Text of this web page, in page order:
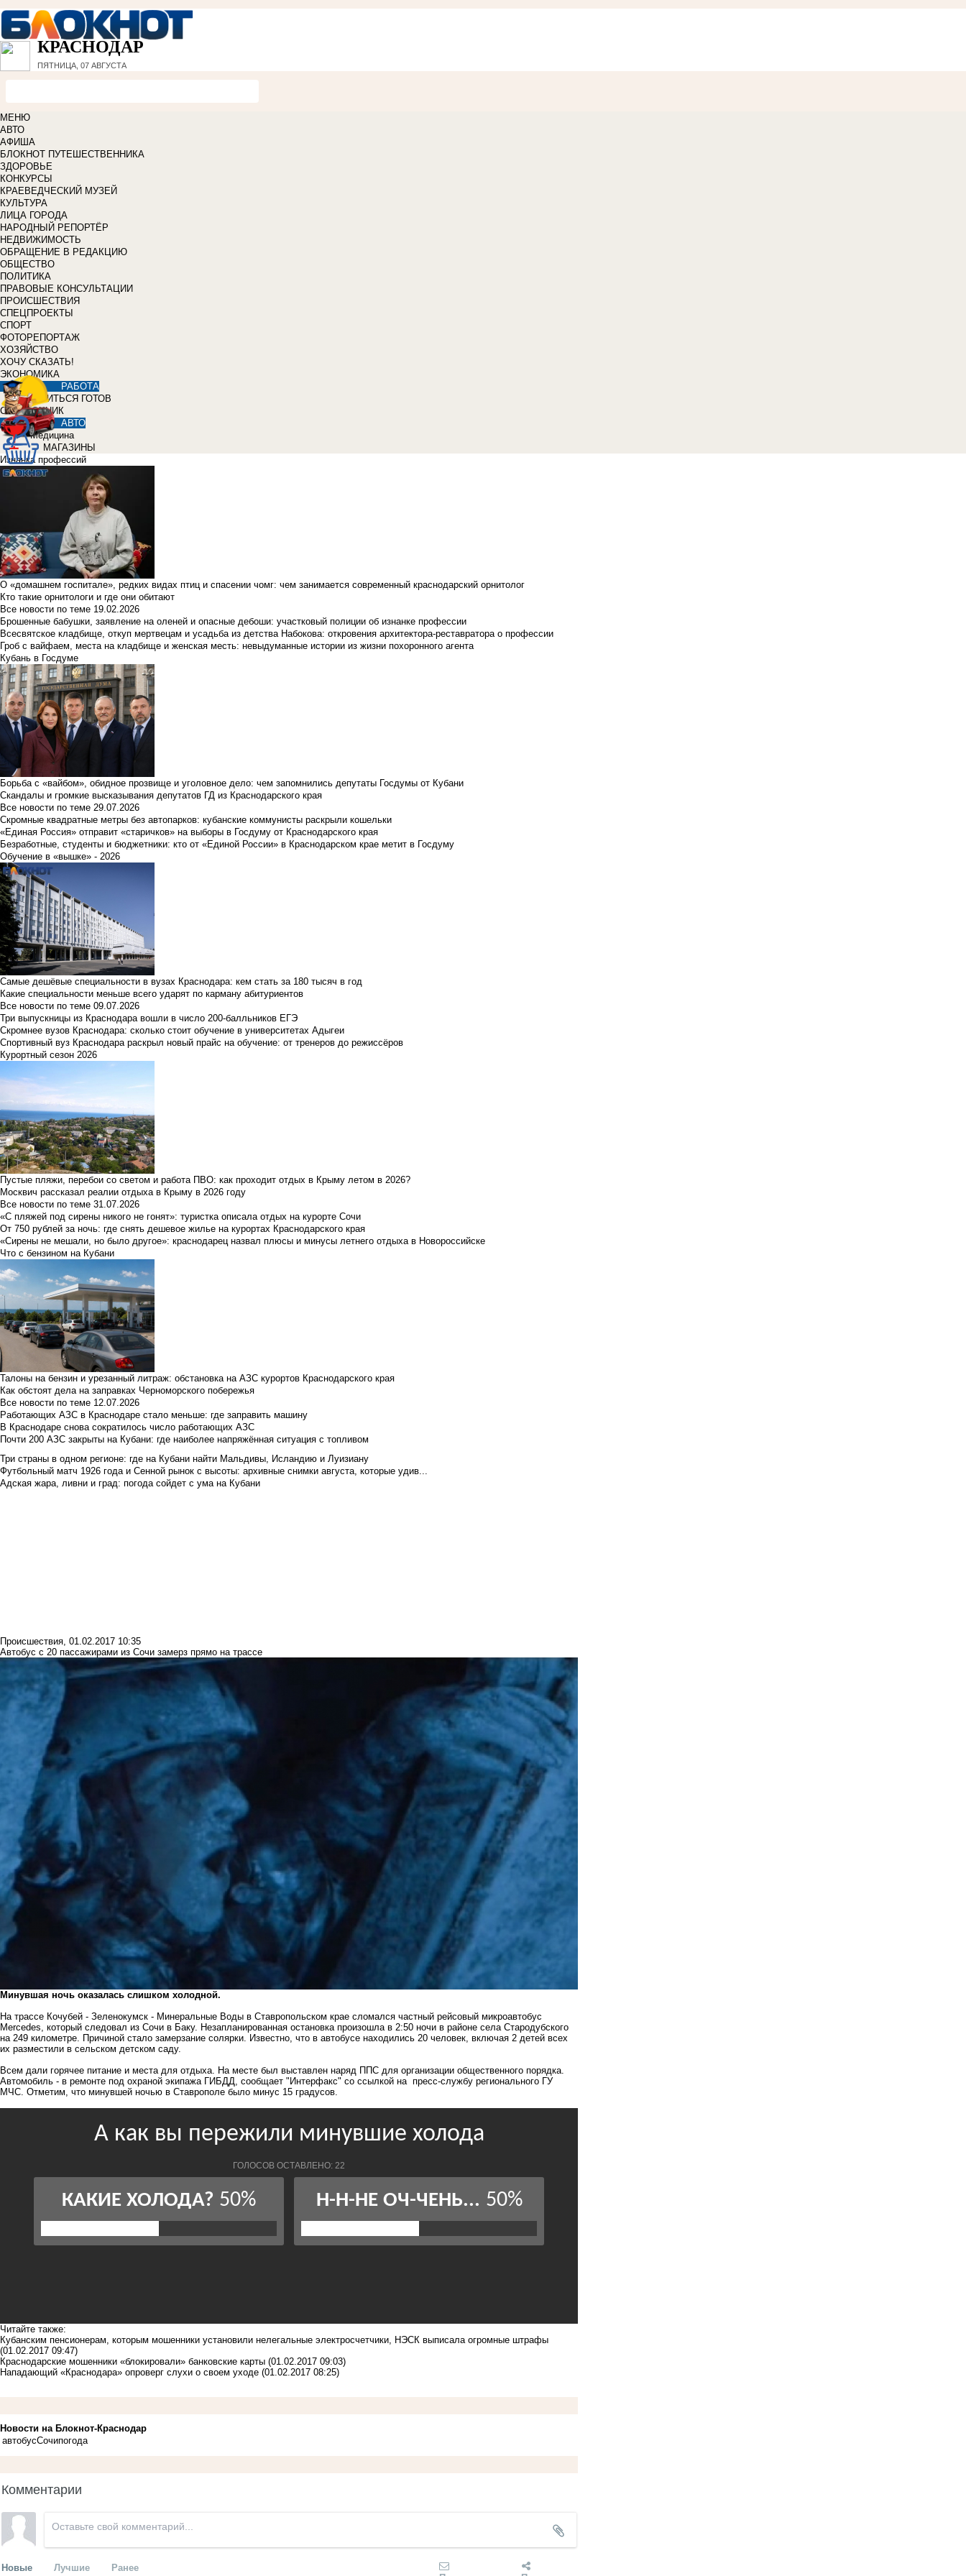
КРАСНОДАР
ПЯТНИЦА, 07 АВГУСТА
МЕНЮ
АВТО
АФИША
БЛОКНОТ ПУТЕШЕСТВЕННИКА
ЗДОРОВЬЕ
КОНКУРСЫ
КРАЕВЕДЧЕСКИЙ МУЗЕЙ
КУЛЬТУРА
ЛИЦА ГОРОДА
НАРОДНЫЙ РЕПОРТЁР
НЕДВИЖИМОСТЬ
ОБРАЩЕНИЕ В РЕДАКЦИЮ
ОБЩЕСТВО
ПОЛИТИКА
ПРАВОВЫЕ КОНСУЛЬТАЦИИ
ПРОИСШЕСТВИЯ
СПЕЦПРОЕКТЫ
СПОРТ
ФОТОРЕПОРТАЖ
ХОЗЯЙСТВО
ХОЧУ СКАЗАТЬ!
ЭКОНОМИКА
РАБОТА
УЧИТЬСЯ ГОТОВ
СПРАВОЧНИК
АВТО
Медицина
МАГАЗИНЫ
Изнанка профессий
О «домашнем госпитале», редких видах птиц и спасении чомг: чем занимается современный краснодарский орнитолог
Кто такие орнитологи и где они обитают
Все новости по теме 19.02.2026
Брошенные бабушки, заявление на оленей и опасные дебоши: участковый полиции об изнанке профессии
Всесвятское кладбище, откуп мертвецам и усадьба из детства Набокова: откровения архитектора-реставратора о профессии
Гроб с вайфаем, места на кладбище и женская месть: невыдуманные истории из жизни похоронного агента
Кубань в Госдуме
Борьба с «вайбом», обидное прозвище и уголовное дело: чем запомнились депутаты Госдумы от Кубани
Скандалы и громкие высказывания депутатов ГД из Краснодарского края
Все новости по теме 29.07.2026
Скромные квадратные метры без автопарков: кубанские коммунисты раскрыли кошельки
«Единая Россия» отправит «старичков» на выборы в Госдуму от Краснодарского края
Безработные, студенты и бюджетники: кто от «Единой России» в Краснодарском крае метит в Госдуму
Обучение в «вышке» - 2026
Самые дешёвые специальности в вузах Краснодара: кем стать за 180 тысяч в год
Какие специальности меньше всего ударят по карману абитуриентов
Все новости по теме 09.07.2026
Три выпускницы из Краснодара вошли в число 200-балльников ЕГЭ
Скромнее вузов Краснодара: сколько стоит обучение в университетах Адыгеи
Спортивный вуз Краснодара раскрыл новый прайс на обучение: от тренеров до режиссёров
Курортный сезон 2026
Пустые пляжи, перебои со светом и работа ПВО: как проходит отдых в Крыму летом в 2026?
Москвич рассказал реалии отдыха в Крыму в 2026 году
Все новости по теме 31.07.2026
«С пляжей под сирены никого не гонят»: туристка описала отдых на курорте Сочи
От 750 рублей за ночь: где снять дешевое жилье на курортах Краснодарского края
«Сирены не мешали, но было другое»: краснодарец назвал плюсы и минусы летнего отдыха в Новороссийске
Что с бензином на Кубани
Талоны на бензин и урезанный литраж: обстановка на АЗС курортов Краснодарского края
Как обстоят дела на заправках Черноморского побережья
Все новости по теме 12.07.2026
Работающих АЗС в Краснодаре стало меньше: где заправить машину
В Краснодаре снова сократилось число работающих АЗС
Почти 200 АЗС закрыты на Кубани: где наиболее напряжённая ситуация с топливом
Три страны в одном регионе: где на Кубани найти Мальдивы, Исландию и Луизиану
Футбольный матч 1926 года и Сенной рынок с высоты: архивные снимки августа, которые удив...
Адская жара, ливни и град: погода сойдет с ума на Кубани
Происшествия, 01.02.2017 10:35
Автобус с 20 пассажирами из Сочи замерз прямо на трассе
Минувшая ночь оказалась слишком холодной.
На трассе Кочубей - Зеленокумск - Минеральные Воды в Ставропольском крае сломался частный рейсовый микроавтобус
Mercedes, который следовал из Сочи в Баку. Незапланированная остановка произошла в 2:50 ночи в районе села Стародубского
на 249 километре. Причиной стало замерзание солярки. Известно, что в автобусе находились 20 человек, включая 2 детей всех
их разместили в сельском детском саду.
Всем дали горячее питание и места для отдыха. На месте был выставлен наряд ППС для организации общественного порядка.
Автомобиль - в ремонте под охраной экипажа ГИБДД, сообщает "Интерфакс" со ссылкой на пресс-службу регионального ГУ
МЧС. Отметим, что минувшей ночью в Ставрополе было минус 15 градусов.
Читайте также:
Кубанским пенсионерам, которым мошенники установили нелегальные электросчетчики, НЭСК выписала огромные штрафы
(01.02.2017 09:47)
Краснодарские мошенники «блокировали» банковские карты (01.02.2017 09:03)
Нападающий «Краснодара» опроверг слухи о своем уходе (01.02.2017 08:25)
Новости на Блoкнoт-Краснодар
автобусСочипогода
Комментарии
Новые Лучшие Ранее